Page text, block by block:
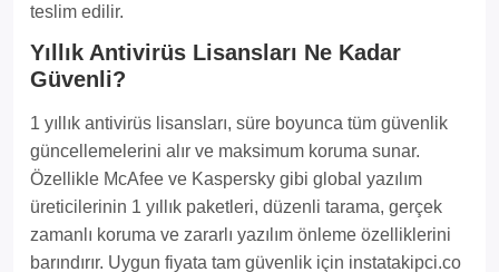
teslim edilir.
Yıllık Antivirüs Lisansları Ne Kadar
Güvenli?
1 yıllık antivirüs lisansları, süre boyunca tüm güvenlik
güncellemelerini alır ve maksimum koruma sunar.
Özellikle McAfee ve Kaspersky gibi global yazılım
üreticilerinin 1 yıllık paketleri, düzenli tarama, gerçek
zamanlı koruma ve zararlı yazılım önleme özelliklerini
barındırır. Uygun fiyata tam güvenlik için instatakipci.co